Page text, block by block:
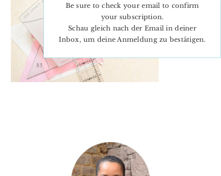
Be sure to check your email to confirm
your subscription.
Schau gleich nach der Email in deiner
Inbox, um deine Anmeldung zu bestätigen.